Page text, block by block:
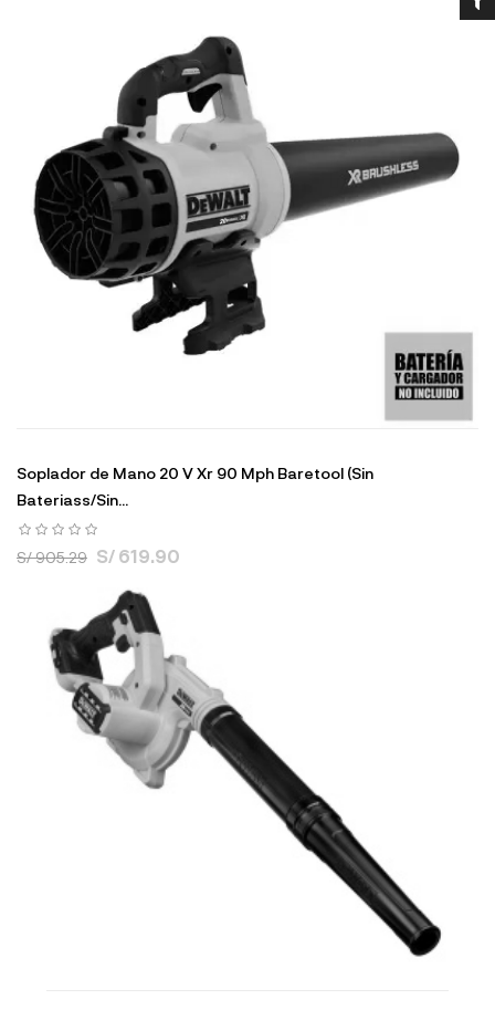
Soplador de Mano 20 V Xr 90 Mph Baretool (Sin
Bateriass/Sin...
S/ 905.29 S/ 619.90